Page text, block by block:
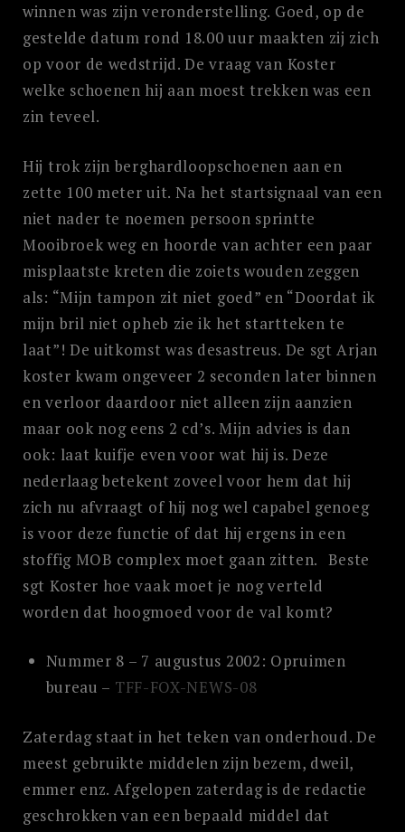
winnen was zijn veronderstelling. Goed, op de
gestelde datum rond 18.00 uur maakten zij zich
op voor de wedstrijd. De vraag van Koster
welke schoenen hij aan moest trekken was een
zin teveel.
Hij trok zijn berghardloopschoenen aan en
zette 100 meter uit. Na het startsignaal van een
niet nader te noemen persoon sprintte
Mooibroek weg en hoorde van achter een paar
misplaatste kreten die zoiets wouden zeggen
als: “Mijn tampon zit niet goed” en “Doordat ik
mijn bril niet opheb zie ik het startteken te
laat”! De uitkomst was desastreus. De sgt Arjan
koster kwam ongeveer 2 seconden later binnen
en verloor daardoor niet alleen zijn aanzien
maar ook nog eens 2 cd’s. Mijn advies is dan
ook: laat kuifje even voor wat hij is. Deze
nederlaag betekent zoveel voor hem dat hij
zich nu afvraagt of hij nog wel capabel genoeg
is voor deze functie of dat hij ergens in een
stoffig MOB complex moet gaan zitten. Beste
sgt Koster hoe vaak moet je nog verteld
worden dat hoogmoed voor de val komt?
Nummer 8 – 7 augustus 2002: Opruimen
bureau – TFF-FOX-NEWS-08
Zaterdag staat in het teken van onderhoud. De
meest gebruikte middelen zijn bezem, dweil,
emmer enz. Afgelopen zaterdag is de redactie
geschrokken van een bepaald middel dat